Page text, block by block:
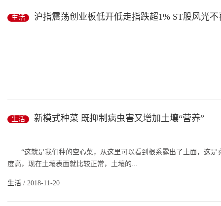
生活 沪指震荡创业板低开低走指跌超1% ST股风光不
图片来自wind
中新经纬客户端11月19日电 19日，两市开盘涨跌不一，走势开始
截至...
生活 新模式种菜 既抑制病虫害又增加土壤“营养”
“这就是我们种的空心菜，从这里可以看到根系露出了土面，这是
度高，现在土壤表面就比较正常，土壤的...
生活 / 2018-11-20